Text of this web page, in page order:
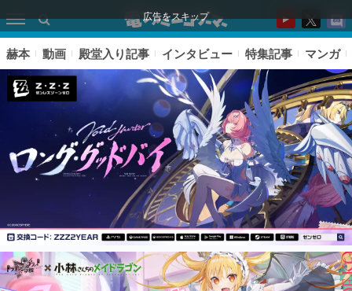
広告をスキップ
ピックアップ
赫本 動画 殿堂入り記事 インタビュー 特集記事 マンガ